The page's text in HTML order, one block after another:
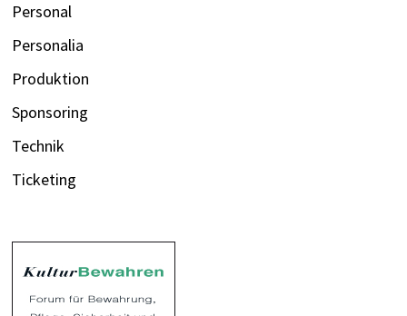
Personal
Personalia
Produktion
Sponsoring
Technik
Ticketing